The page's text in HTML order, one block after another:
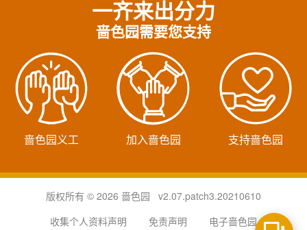
一齐来出分力
啬色园需要您支持
啬色园义工 加入啬色园 支持啬色园
版权所有 © 2026 啬色园 v2.07.patch3.20210610
收集个人资料声明
免责声明 电子啬色园